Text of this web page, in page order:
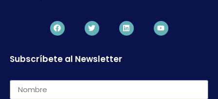
Subscríbete al Newsletter